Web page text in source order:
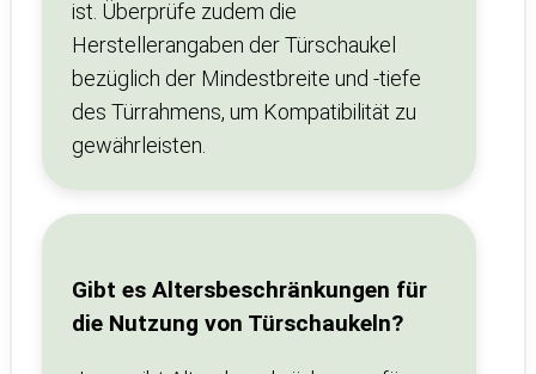
ist. Überprüfe zudem die
Herstellerangaben der Türschaukel
bezüglich der Mindestbreite und -tiefe
des Türrahmens, um Kompatibilität zu
gewährleisten.
Gibt es Altersbeschränkungen für
die Nutzung von Türschaukeln?